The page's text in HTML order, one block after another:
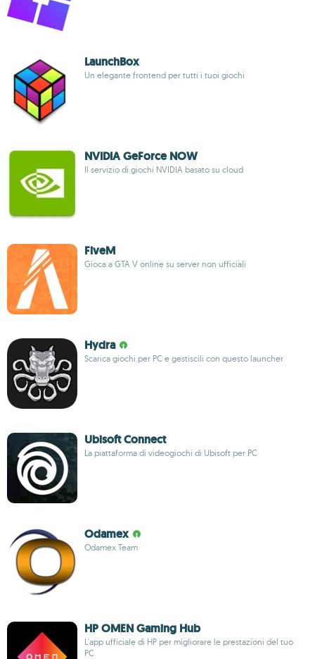
LaunchBox
Un elegante frontend per tutti i tuoi giochi
NVIDIA GeForce NOW
Il servizio di giochi NVIDIA basato su cloud
FiveM
Gioca a GTA V online su server non ufficiali
Hydra
Scarica giochi per PC e gestiscili con questo launcher
Ubisoft Connect
La piattaforma di videogiochi di Ubisoft per PC
Odamex
Odamex Team
HP OMEN Gaming Hub
L'app ufficiale di HP per migliorare le prestazioni del tuo
PC